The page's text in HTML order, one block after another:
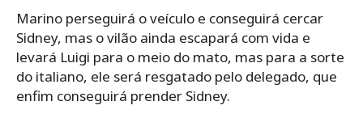
Marino perseguirá o veículo e conseguirá cercar
Sidney, mas o vilão ainda escapará com vida e
levará Luigi para o meio do mato, mas para a sorte
do italiano, ele será resgatado pelo delegado, que
enfim conseguirá prender Sidney.